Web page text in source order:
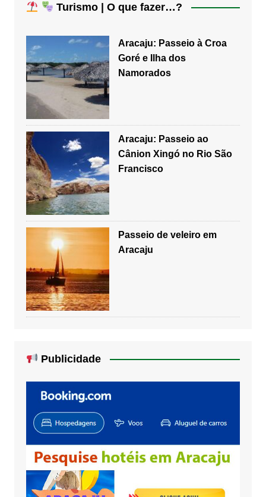
Turismo | O que fazer…?
Aracaju: Passeio à Croa
Goré e Ilha dos
Namorados
Aracaju: Passeio ao
Cânion Xingó no Rio São
Francisco
Passeio de veleiro em
Aracaju
Publicidade